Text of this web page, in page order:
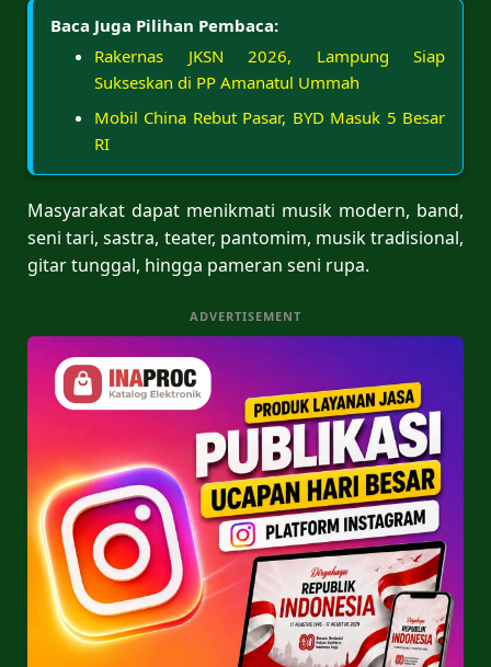
Baca Juga Pilihan Pembaca:
Rakernas JKSN 2026, Lampung Siap
Sukseskan di PP Amanatul Ummah
Mobil China Rebut Pasar, BYD Masuk 5 Besar
RI
Masyarakat dapat menikmati musik modern, band,
seni tari, sastra, teater, pantomim, musik tradisional,
gitar tunggal, hingga pameran seni rupa.
ADVERTISEMENT